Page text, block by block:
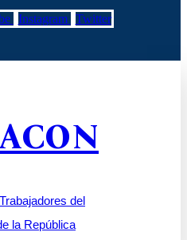
Instagram Twitter
del
la República